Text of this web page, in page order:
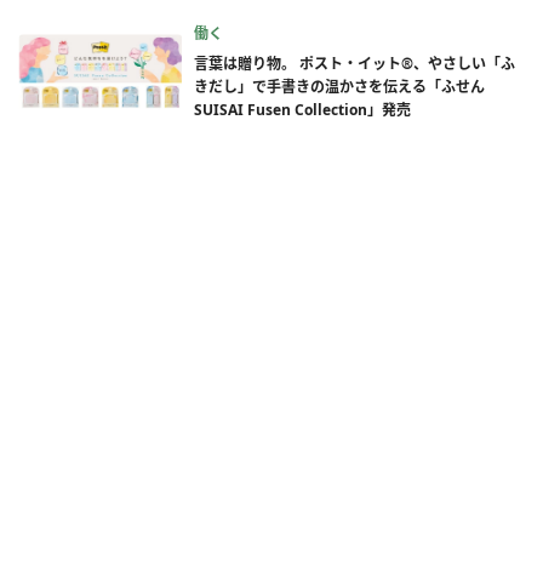
働く
言葉は贈り物。 ポスト・イット®、やさしい「ふ
きだし」で手書きの温かさを伝える「ふせん
SUISAI Fusen Collection」発売